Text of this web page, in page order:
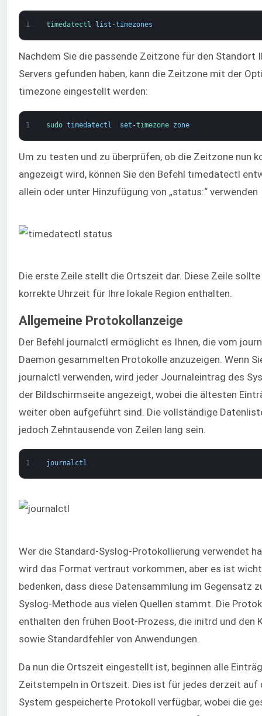
1 timedatectl list -timezones
Nachdem Sie die passende Zeitzone für den Standort
Servers gefunden haben, kann die Zeitzone mit der
timezone eingestellt werden:
1 sudo timedatectl set -timezone zone
Um zu testen und zu überprüfen, ob die Zeitzone nun
angezeigt wird, können Sie den Befehl timedatectl
allein oder unter Hinzufügung von „status:“ verwenden
Die erste Zeile stellt die Ortszeit dar. Diese Zeile
korrekte Uhrzeit für Ihre lokale Region enthalten.
Allgemeine Protokollanzeige
Der Befehl journalctl ermöglicht es Ihnen, die vom
Daemon gesammelten Protokolle anzuzeigen. Wenn
journalctl verwenden, wird jeder Journaleintrag des
der Bildschirmseite angezeigt, wobei die ältesten
weiter oben aufgeführt sind. Die vollständige
jedoch Zehntausende von Zeilen lang sein.
1 journalctl
Wer die Standard-Syslog-Protokollierung verwendet
wird das Format vertraut vorkommen, aber es ist
bedenken, dass diese Datensammlung im Gegensatz
Syslog-Methode aus vielen Quellen stammt. Die
enthalten den frühen Boot-Prozess, die initrd und den
sowie Standardfehler von Anwendungen.
Da nun die Ortszeit eingestellt ist, beginnen alle
Zeitstempeln in Ortszeit. Dies ist für jedes derzeit auf
System gespeicherte Protokoll verfügbar, wobei die